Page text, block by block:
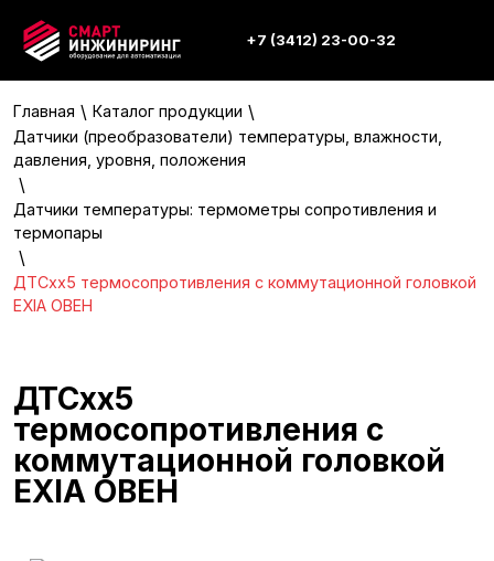
+7 (3412) 23-00-32
Главная \ Каталог продукции \
Датчики (преобразователи) температуры, влажности,
давления, уровня, положения
\
Датчики температуры: термометры сопротивления и
термопары
\
ДТСхх5 термосопротивления с коммутационной головкой
EXIA ОВЕН
ДТСхх5
термосопротивления с
коммутационной головкой
EXIA ОВЕН